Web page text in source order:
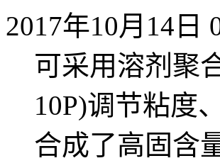
2017年10月14日
可采用溶剂聚
10P)调节粘度
合成了高固含